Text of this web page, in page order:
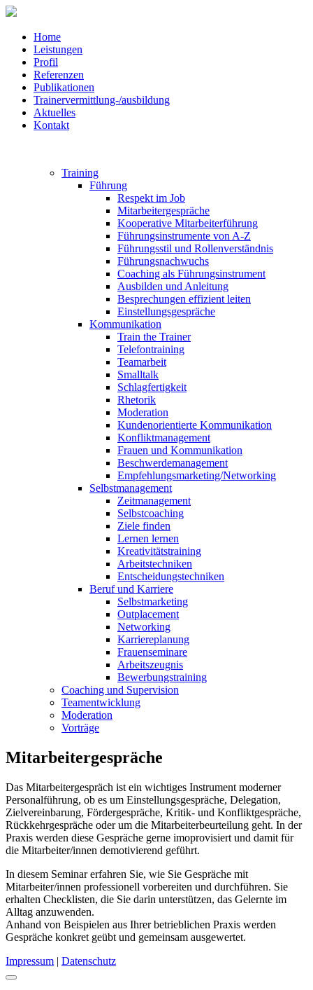
Home
Leistungen
Profil
Referenzen
Publikationen
Trainervermittlung-/ausbildung
Aktuelles
Kontakt
Training
Führung
Respekt im Job
Mitarbeitergespräche
Kooperative Mitarbeiterführung
Führungsinstrumente von A-Z
Führungsstil und Rollenverständnis
Führungsnachwuchs
Coaching als Führungsinstrument
Ausbilden und Anleitung
Besprechungen effizient leiten
Einstellungsgespräche
Kommunikation
Train the Trainer
Telefontraining
Teamarbeit
Smalltalk
Schlagfertigkeit
Rhetorik
Moderation
Kundenorientierte Kommunikation
Konfliktmanagement
Frauen und Kommunikation
Beschwerdemanagement
Empfehlungsmarketing/Networking
Selbstmanagement
Zeitmanagement
Selbstcoaching
Ziele finden
Lernen lernen
Kreativitätstraining
Arbeitstechniken
Entscheidungstechniken
Beruf und Karriere
Selbstmarketing
Outplacement
Networking
Karriereplanung
Frauenseminare
Arbeitszeugnis
Bewerbungstraining
Coaching und Supervision
Teamentwicklung
Moderation
Vorträge
Mitarbeitergespräche
Das Mitarbeitergespräch ist ein wichtiges Instrument moderner
Personalführung, ob es um Einstellungsgespräche, Delegation,
Zielvereinbarung, Fördergespräche, Kritik- und Konfliktgespräche,
Rückkehrgespräche oder um die Mitarbeiterbeurteilung geht. In der
Praxis werden diese Gespräche gerne imoprovisiert und damit für
die Mitarbeiter/innen demotivierend geführt.
In diesem Seminar erfahren Sie, wie Sie Gespräche mit
Mitarbeiter/innen professionell vorbereiten und durchführen. Sie
erhalten Checklisten, die Sie darin unterstützen, das Gelernte im
Alltag anzuwenden.
Anhand von Beispielen aus Ihrer betrieblichen Praxis werden
Gespräche konkret geübt und gemeinsam ausgewertet.
Impressum | Datenschutz